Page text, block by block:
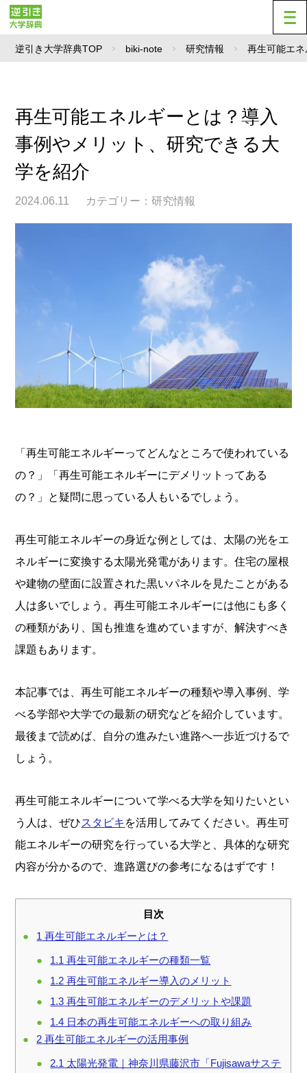
逆引き大学辞典TOP biki-note 研究情報 再生可能エ
再生可能エネルギーとは？導入
事例やメリット、研究できる大
学を紹介
2024.06.11 カテゴリー：研究情報
「再生可能エネルギーってどんなところで使われている
の？」「再生可能エネルギーにデメリットってある
の？」と疑問に思っている人もいるでしょう。
再生可能エネルギーの身近な例としては、太陽の光をエ
ネルギーに変換する太陽光発電があります。住宅の屋根
や建物の壁面に設置された黒いパネルを見たことがある
人は多いでしょう。再生可能エネルギーには他にも多く
の種類があり、国も推進を進めていますが、解決すべき
課題もあります。
本記事では、再生可能エネルギーの種類や導入事例、学
べる学部や大学での最新の研究などを紹介しています。
最後まで読めば、自分の進みたい進路へ一歩近づけるで
しょう。
再生可能エネルギーについて学べる大学を知りたいとい
う人は、ぜひスタビキ を活用してみてください。再生可
能エネルギーの研究を行っている大学と、具体的な研究
内容が分かるので、進路選びの参考になるはずです！
目次
1 再生可能エネルギーとは？
1.1 再生可能エネルギーの種類一覧
1.2 再生可能エネルギー導入のメリット
1.3 再生可能エネルギーのデメリットや課題
1.4 日本の再生可能エネルギーへの取り組み
2 再生可能エネルギーの活用事例
2.1 太陽光発電｜神奈川県藤沢市「Fujisawaサステ